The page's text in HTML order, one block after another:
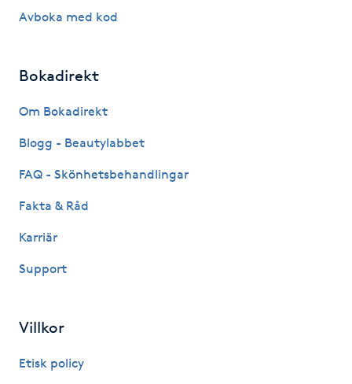
Kärlbehandling
Laserbehandling
Liktornar
Avboka med kod
Bokadirekt
Om Bokadirekt
Blogg - Beautylabbet
FAQ - Skönhetsbehandlingar
Fakta & Råd
Karriär
Support
Villkor
Etisk policy